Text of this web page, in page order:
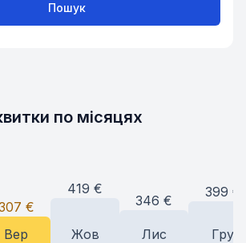
Пошук
по місяцях
€
Вер
419 €
Жов
346 €
Лис
399 €
Гру